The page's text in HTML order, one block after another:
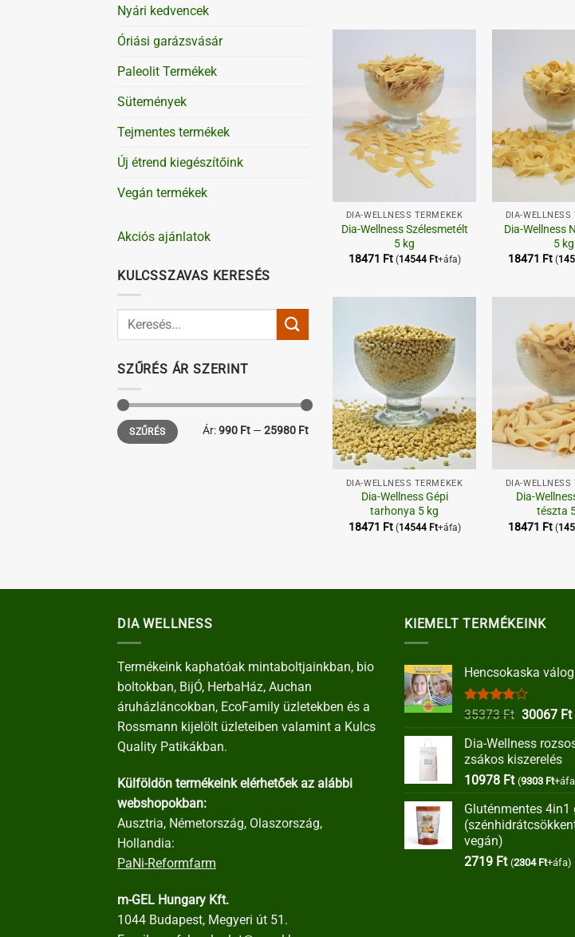
Nyári kedvencek
Óriási garázsvásár
Paleolit Termékek
Sütemények
Tejmentes termékek
Új étrend kiegészítőink
Vegán termékek
Akciós ajánlatok
KULCSSZAVAS KERESÉS
SZŰRÉS ÁR SZERINT
Min
ár
Max
ár
SZŰRÉS Ár:990 Ft —25980 Ft
Kedvenceimhez
DIA-WELLNESS TERMÉKEK
Dia-Wellness Szélesmetélt
5 kg
18471 Ft (14544 Ft+áfa)
DIA-WELLNESS
Dia-Wellness
5 kg
18471 Ft (
Kedvenceimhez
+
DIA-WELLNESS TERMÉKEK
Dia-Wellness Gépi
tarhonya 5 kg
18471 Ft (14544 Ft+áfa)
DIA-WELLNESS
Dia-
tészta
18471 Ft (
DIA WELLNESS
Termékeink kaphatóak mintaboltjainkban, bio
boltokban, BijÓ, HerbaHáz, Auchan
áruházláncokban, EcoFamily üzletekben és a
Rossmann kijelölt üzleteiben valamint a Kulcs
Quality Patikákban.
Külföldön termékeink elérhetőek az alábbi
webshopokban:
Ausztria, Németország, Olaszország,
Hollandia:
PaNi-Reformfarm
m-GEL Hungary Kft.
1044 Budapest, Megyeri út 51.
KIEMELT TERMÉKEINK
Hencsokaska
Értékelés:
35373Ft Original
was:
35373 Ft.
30067 Ft
Dia-Wellness
zsákos kiszerelés
10978 Ft (9303 Ft
Gluténmentes 4in1
vegán)
2719 Ft (2304 Ft+áfa)